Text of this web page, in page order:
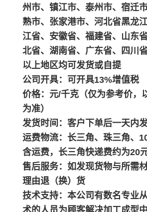
州市、镇江市、泰州市、宿迁
熟市、张家港市、河北省黑龙
江省、安徽省、福建省、山东
北省、湖南省、广东省、四川
以上地区均可发货或自提
公司开具：可开具13%增值税
价格：元/千克（仅为参考价，
为准）
发货时间：客户下单后一天内
运费物流：长三角、珠三角、
含运费，长三角快递费约为20
售后服务：如发现货物与所需
理由退（换）货
技术支持：本公司有数名专业
术的人员为顾客解决加工成型